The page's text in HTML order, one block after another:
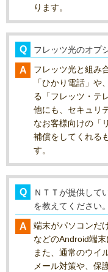
ります。
フレッツ光のオプ
フレッツ光と組み
「ひかり電話」
る「フレッツ・テ
他にも、セキュリ
なお客様向けの「
補償をしてくれる
す。
ＮＴＴが提供して
を教えてください。
端末がパソコンだ
などのAndroid端末
また、通常のウイ
メール対策や、保